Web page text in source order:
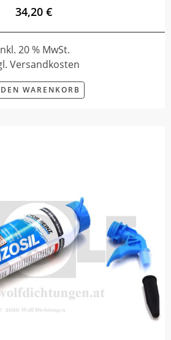
34,20 €
20 % MwSt.
Versandkosten
WARENKORB